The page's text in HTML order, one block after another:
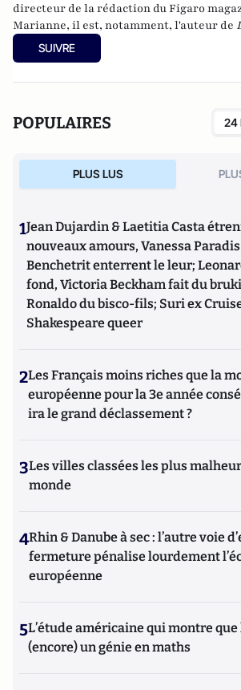
nazisme et des autres violences de masse
ou l’histoire des relations
contemporains. Il écrit en ce moment une
Benjamin Disraëli.
directeur de la rédaction du Figaro
Marianne, il est, notamment, l'auteur de
chef
(2021) et Eloge du libéralisme
L'Observatoire.
SUIVRE
POPULAIRES 24
PLUS LUS
1Jean Dujardin & Laetitia Casta
nouveaux amours, Vanessa
Benchetrit enterrent le leur;
fond, Victoria Beckham fait du
Ronaldo du bisco-fils; Suri ex
Shakespeare queer
2Les Français moins riches que la
européenne pour la 3e année
ira le grand déclassement ?
3Les villes classées les plus
monde
4Rhin & Danube à sec : l’autre voie
fermeture pénalise lourdement
européenne
5L’étude américaine qui montre que
(encore) un génie en maths